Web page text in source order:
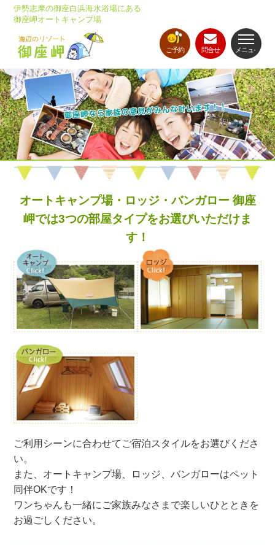
伊勢志摩の御座白浜海水浴場にある
御座岬オートキャンプ場
問合せ
ご予約 メニュ-
オートキャンプ場・ロッジ・バンガロー 御座
岬では3つの部屋タイプをお選びいただけま
す！
ご利用シーンに合わせてご宿泊スタイルをお選びくださ
い。
また、オートキャンプ場、ロッジ、バンガローはペット
同伴OKです！
ワンちゃんも一緒にご家族みなさまで楽しいひとときを
お過ごしください。